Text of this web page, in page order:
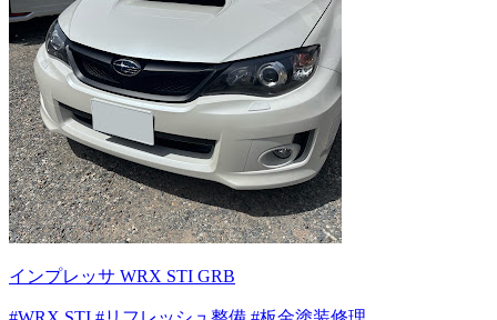
インプレッサ WRX STI GRB